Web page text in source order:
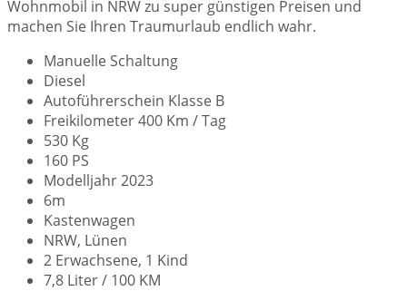
Wohnmobil in NRW zu super günstigen Preisen und
machen Sie Ihren Traumurlaub endlich wahr.
Manuelle Schaltung
Diesel
Autoführerschein Klasse B
Freikilometer 400 Km / Tag
530 Kg
160 PS
Modelljahr 2023
6m
Kastenwagen
NRW, Lünen
2 Erwachsene, 1 Kind
7,8 Liter / 100 KM